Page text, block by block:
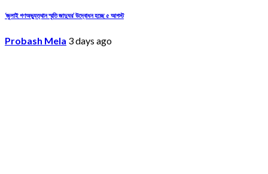
‘জুলাই গণঅভ্যুত্থান স্মৃতি জাদুঘর’ উদ্বোধন হচ্ছে ৫ আগস্ট
Probash Mela 3 days ago